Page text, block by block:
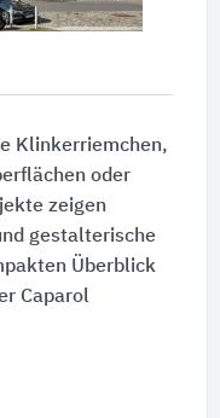
Klinkerriemchen,
oder
zeigen
gestalterische
Überblick
Caparol